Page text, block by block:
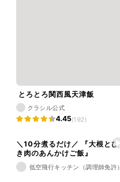
とろとろ関西風天津飯
クラシル公式
4.45(192)
＼10分煮るだけ／ 『大根とひ
き肉のあんかけご飯』
低空飛行キッチン（調理師免許）